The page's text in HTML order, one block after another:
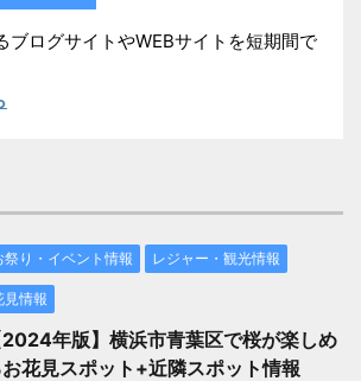
ブログサイトやWEBサイトを短期間で
祭り・イベント情報 レジャー・観光情報
見情報
2024年版】横浜市青葉区で桜が楽しめ
花見スポット+近隣スポット情報